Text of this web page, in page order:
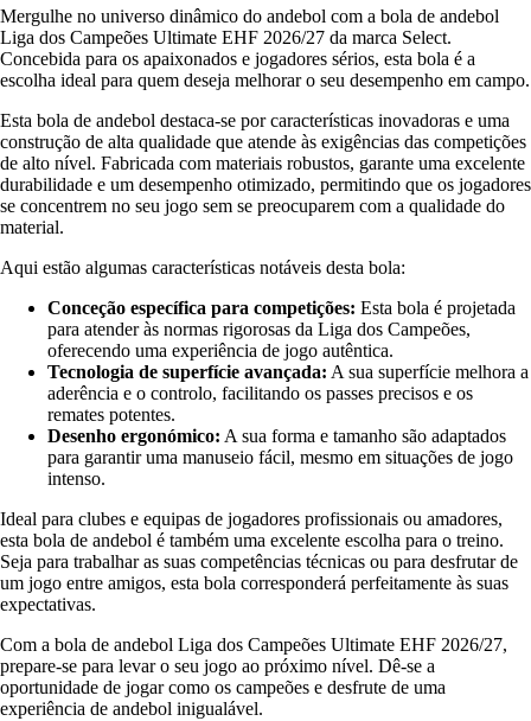
Mergulhe no universo dinâmico do andebol com a bola de andebol
Liga dos Campeões Ultimate EHF 2026/27 da marca Select.
Concebida para os apaixonados e jogadores sérios, esta bola é a
escolha ideal para quem deseja melhorar o seu desempenho em campo.
Esta bola de andebol destaca-se por características inovadoras e uma
construção de alta qualidade que atende às exigências das competições
de alto nível. Fabricada com materiais robustos, garante uma excelente
durabilidade e um desempenho otimizado, permitindo que os jogadores
se concentrem no seu jogo sem se preocuparem com a qualidade do
material.
Aqui estão algumas características notáveis desta bola:
Conceção específica para competições: Esta bola é projetada
para atender às normas rigorosas da Liga dos Campeões,
oferecendo uma experiência de jogo autêntica.
Tecnologia de superfície avançada: A sua superfície melhora a
aderência e o controlo, facilitando os passes precisos e os
remates potentes.
Desenho ergonómico: A sua forma e tamanho são adaptados
para garantir uma manuseio fácil, mesmo em situações de jogo
intenso.
Ideal para clubes e equipas de jogadores profissionais ou amadores,
esta bola de andebol é também uma excelente escolha para o treino.
Seja para trabalhar as suas competências técnicas ou para desfrutar de
um jogo entre amigos, esta bola corresponderá perfeitamente às suas
expectativas.
Com a bola de andebol Liga dos Campeões Ultimate EHF 2026/27,
prepare-se para levar o seu jogo ao próximo nível. Dê-se a
oportunidade de jogar como os campeões e desfrute de uma
experiência de andebol inigualável.